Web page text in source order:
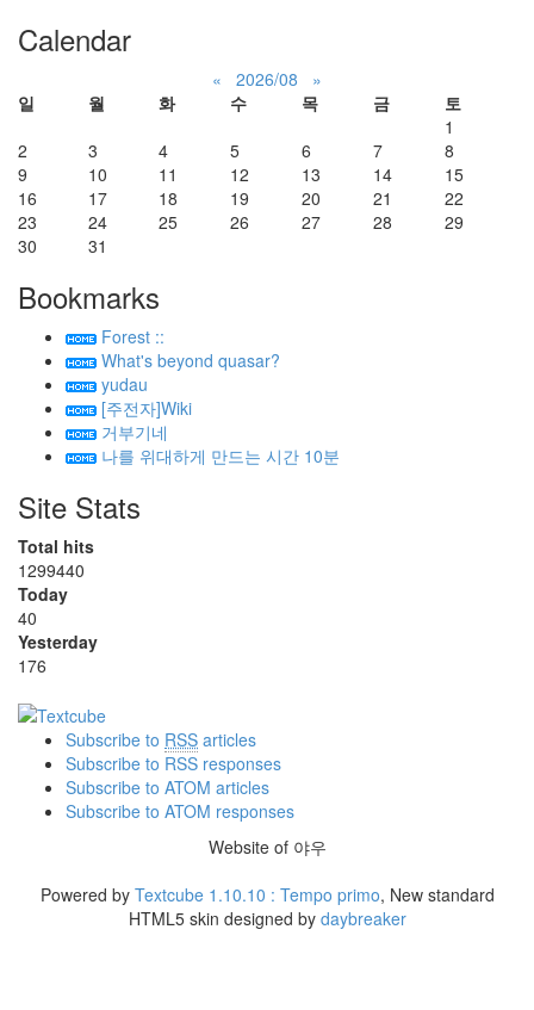
Calendar
« 2026/08
»
일
월 화 수 목 금
토
1
2
3 4 5 6 7
8
9
10 11 12 13 14
15
16
17 18 19 20 21
22
23
24 25 26 27 28
29
30
31
Bookmarks
Forest ::
What's beyond quasar?
yudau
[주전자]Wiki
거부기네
나를 위대하게 만드는 시간 10분
Site Stats
Total hits
1299440
Today
40
Yesterday
176
Subscribe to RSS articles
Subscribe to RSS responses
Subscribe to ATOM articles
Subscribe to ATOM responses
Website of 야우
Powered by Textcube 1.10.10 : Tempo primo, New standard
HTML5 skin designed by daybreaker